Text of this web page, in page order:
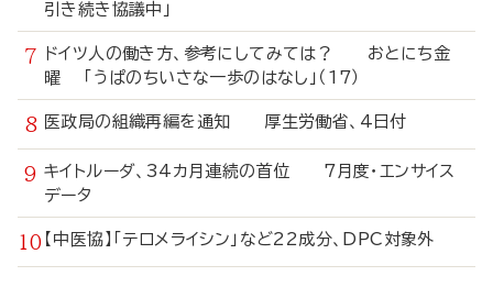
引き続き協議中」
ドイツ人の働き方、参考にしてみては？ おとにち金
曜 「うぱのちいさな一歩のはなし」（17）
医政局の組織再編を通知 厚生労働省、4日付
キイトルーダ、34カ月連続の首位 7月度・エンサイス
データ
【中医協】「テロメライシン」など22成分、DPC対象外